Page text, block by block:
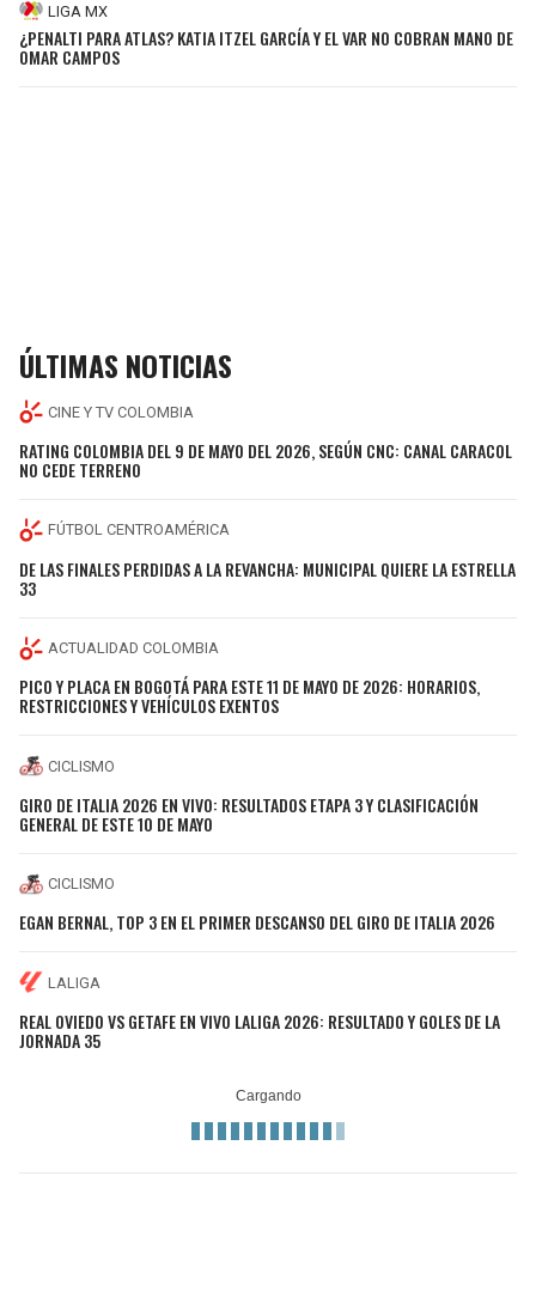
LIGA MX
¿PENALTI PARA ATLAS? KATIA ITZEL GARCÍA Y EL VAR NO COBRAN MANO DE
OMAR CAMPOS
ÚLTIMAS NOTICIAS
CINE Y TV COLOMBIA
RATING COLOMBIA DEL 9 DE MAYO DEL 2026, SEGÚN CNC: CANAL CARACOL
NO CEDE TERRENO
FÚTBOL CENTROAMÉRICA
DE LAS FINALES PERDIDAS A LA REVANCHA: MUNICIPAL QUIERE LA ESTRELLA
33
ACTUALIDAD COLOMBIA
PICO Y PLACA EN BOGOTÁ PARA ESTE 11 DE MAYO DE 2026: HORARIOS,
RESTRICCIONES Y VEHÍCULOS EXENTOS
CICLISMO
GIRO DE ITALIA 2026 EN VIVO: RESULTADOS ETAPA 3 Y CLASIFICACIÓN
GENERAL DE ESTE 10 DE MAYO
CICLISMO
EGAN BERNAL, TOP 3 EN EL PRIMER DESCANSO DEL GIRO DE ITALIA 2026
LALIGA
REAL OVIEDO VS GETAFE EN VIVO LALIGA 2026: RESULTADO Y GOLES DE LA
JORNADA 35